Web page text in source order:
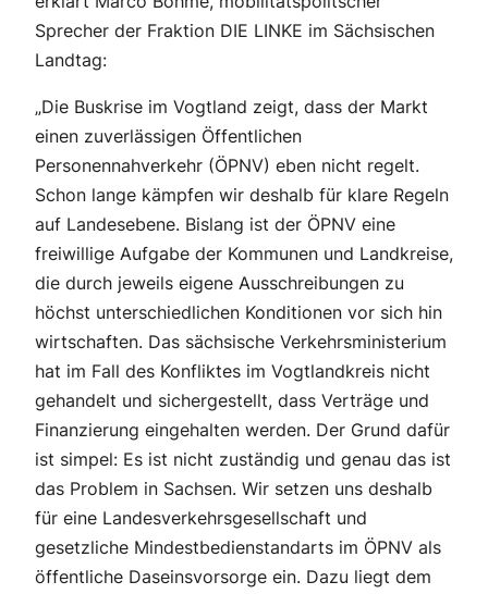
Sprecher der Fraktion DIE LINKE im Sächsischen
Landtag:
„Die Buskrise im Vogtland zeigt, dass der Markt
einen zuverlässigen Öffentlichen
Personennahverkehr (ÖPNV) eben nicht regelt.
Schon lange kämpfen wir deshalb für klare Regeln
auf Landesebene. Bislang ist der ÖPNV eine
freiwillige Aufgabe der Kommunen und Landkreise,
die durch jeweils eigene Ausschreibungen zu
höchst unterschiedlichen Konditionen vor sich hin
wirtschaften. Das sächsische Verkehrsministerium
hat im Fall des Konfliktes im Vogtlandkreis nicht
gehandelt und sichergestellt, dass Verträge und
Finanzierung eingehalten werden. Der Grund dafür
ist simpel: Es ist nicht zuständig und genau das ist
das Problem in Sachsen. Wir setzen uns deshalb
für eine Landesverkehrsgesellschaft und
gesetzliche Mindestbedienstandarts im ÖPNV als
öffentliche Daseinsvorsorge ein. Dazu liegt dem